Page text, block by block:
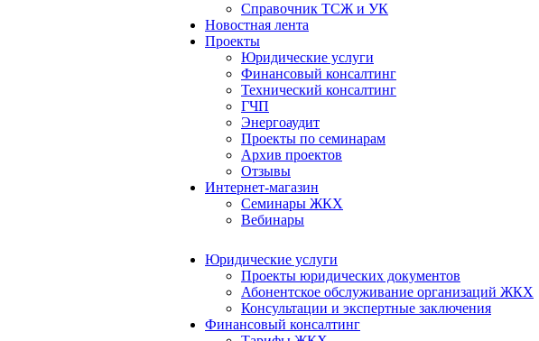
Справочник ТСЖ и УК
Новостная лента
Проекты
Юридические услуги
Финансовый консалтинг
Технический консалтинг
ГЧП
Энергоаудит
Проекты по семинарам
Архив проектов
Отзывы
Интернет-магазин
Семинары ЖКХ
Вебинары
Юридические услуги
Проекты юридических документов
Абонентское обслуживание организаций ЖКХ
Консультации и экспертные заключения
Финансовый консалтинг